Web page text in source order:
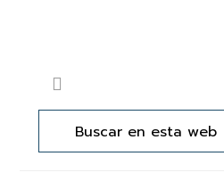
lateral
principal
Buscar
en
web